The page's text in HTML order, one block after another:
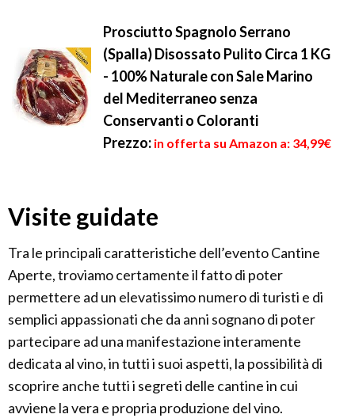
Prosciutto Spagnolo Serrano
(Spalla) Disossato Pulito Circa 1 KG
- 100% Naturale con Sale Marino
del Mediterraneo senza
Conservanti o Coloranti
Prezzo: in offerta su Amazon a: 34,99€
Visite guidate
Tra le principali caratteristiche dell’evento Cantine
Aperte, troviamo certamente il fatto di poter
permettere ad un elevatissimo numero di turisti e di
semplici appassionati che da anni sognano di poter
partecipare ad una manifestazione interamente
dedicata al vino, in tutti i suoi aspetti, la possibilità di
scoprire anche tutti i segreti delle cantine in cui
avviene la vera e propria produzione del vino.